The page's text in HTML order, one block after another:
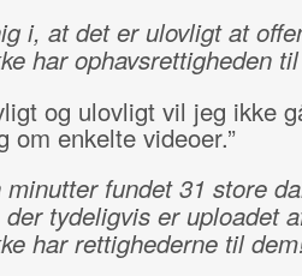
i, at det er ulovligt at
har ophavsrettigheden
og ulovligt vil jeg ikke
om enkelte videoer.”
fundet 31 store
tydeligvis er uploadet
har rettighederne til